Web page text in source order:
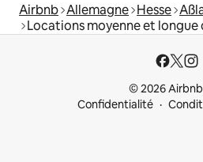
Airbnb Allemagne Hesse
Locations moyenne et longue
© 2026
Confidentialité